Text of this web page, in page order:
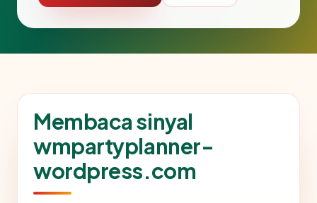
Membaca sinyal
wmpartyplanner-
wordpress.com